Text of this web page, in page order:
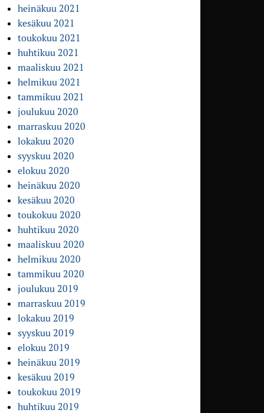
heinäkuu 2021
kesäkuu 2021
toukokuu 2021
huhtikuu 2021
maaliskuu 2021
helmikuu 2021
tammikuu 2021
joulukuu 2020
marraskuu 2020
lokakuu 2020
syyskuu 2020
elokuu 2020
heinäkuu 2020
kesäkuu 2020
toukokuu 2020
huhtikuu 2020
maaliskuu 2020
helmikuu 2020
tammikuu 2020
joulukuu 2019
marraskuu 2019
lokakuu 2019
syyskuu 2019
elokuu 2019
heinäkuu 2019
kesäkuu 2019
toukokuu 2019
huhtikuu 2019